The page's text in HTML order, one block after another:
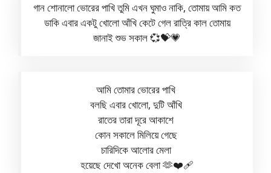
গান শোনালো ভোরের পাখি তুমি এখন ঘুমাও নাকি, তোমায় আমি কত
ডাকি এবার একটু খোলো আঁখি কেটে গেল রাত্রি কাল তোমায়
জানাই শুভ সকাল 💞💝💗
আমি তোমার ভোরের পাখি
বলছি এবার খোলো, দুটি আঁখি
রাতের তারা দূরে আকাশে
কোন সকালে মিলিয়ে গেছে
চারিদিকে আলোর মেলা
হয়েছে দেখো অনেক বেলা 🫶❤️‍🩹